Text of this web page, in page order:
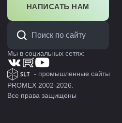
НАПИСАТЬ НАМ
Мы в социальных сетях:
- промышленные сайты
PROMEX 2002-2026.
Все права защищены